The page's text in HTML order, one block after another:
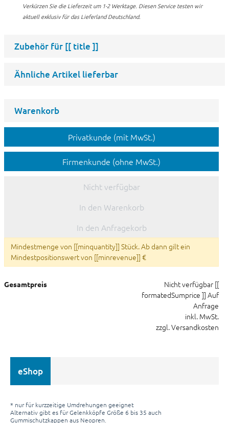
Verkürzen Sie die Lieferzeit um 1-2 Werktage. Diesen Service testen wir
aktuell exklusiv für das Lieferland Deutschland.
Zubehör für [[ title ]]
Ähnliche Artikel lieferbar
Warenkorb
Privatkunde (mit MwSt.)
Firmenkunde (ohne MwSt.)
Nicht verfügbar
In den Warenkorb
In den Anfragekorb
Mindestmenge von [[minquantity]] Stück. Ab dann gilt ein
Mindestpositionswert von [[minrevenue]] €
Gesamtpreis Nicht verfügbar [[
formatedSumprice ]] Auf
Anfrage
inkl. MwSt.
zzgl. Versandkosten
eShop
* nur für kurzzeitige Umdrehungen geeignet
Alternativ gibt es für Gelenkköpfe Größe 6 bis 35 auch
Gummischutzkappen aus Neopren.